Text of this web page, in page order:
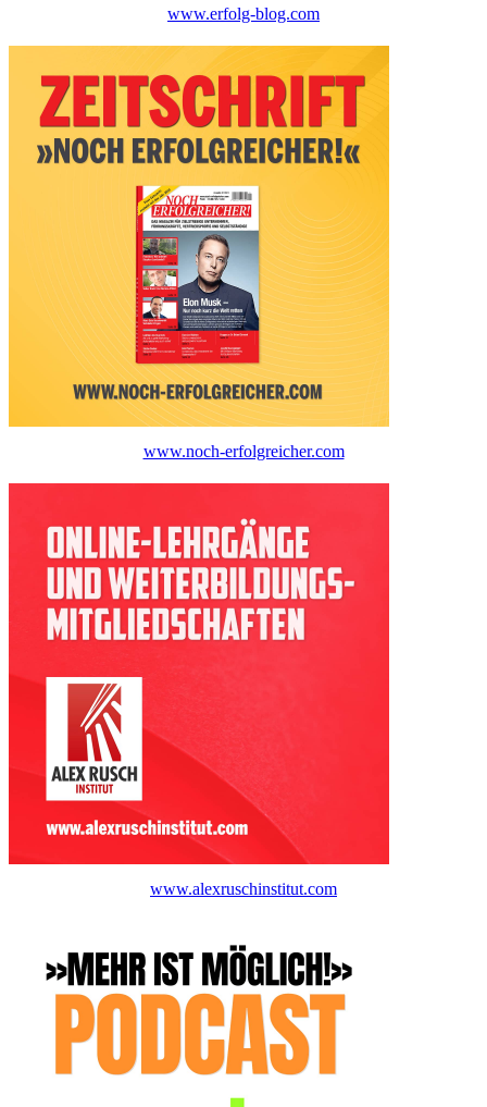
www.erfolg-blog.com
www.noch-erfolgreicher.com
www.alexruschinstitut.com